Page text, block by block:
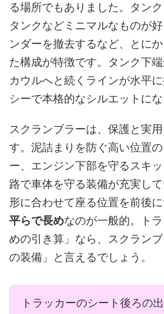
る場所でもありました。タン
タンクなどミニマルなものが
ンダーを撤去するなど、とに
た構成が特徴です。タンク下
カウルへと続くラインが水平
シーで本格的なシルエットにな
スクランブラーは、保護と実
す。泥詰まりを防ぐ高い位置
ー、エンジン下部を守るスキ
路で車体を守る装備が充実し
形に合わせて座る位置を前後に
平らで長めなのが一般的。ト
めの引き算」なら、スクラン
の装備」と言えるでしょう。
トラッカーのシート後ろの